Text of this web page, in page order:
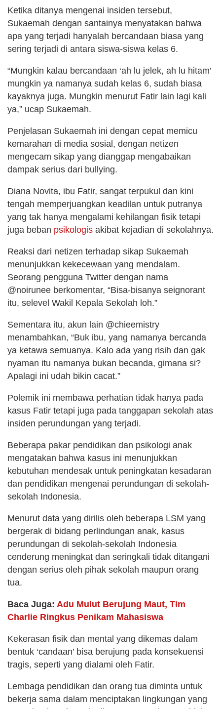
Ketika ditanya mengenai insiden tersebut,
Sukaemah dengan santainya menyatakan bahwa
apa yang terjadi hanyalah bercandaan biasa yang
sering terjadi di antara siswa-siswa kelas 6.
“Mungkin kalau bercandaan ‘ah lu jelek, ah lu hitam’
mungkin ya namanya sudah kelas 6, sudah biasa
kayaknya juga. Mungkin menurut Fatir lain lagi kali
ya,” ucap Sukaemah.
Penjelasan Sukaemah ini dengan cepat memicu
kemarahan di media sosial, dengan netizen
mengecam sikap yang dianggap mengabaikan
dampak serius dari bullying.
Diana Novita, ibu Fatir, sangat terpukul dan kini
tengah memperjuangkan keadilan untuk putranya
yang tak hanya mengalami kehilangan fisik tetapi
juga beban psikologis akibat kejadian di sekolahnya.
Reaksi dari netizen terhadap sikap Sukaemah
menunjukkan kekecewaan yang mendalam.
Seorang pengguna Twitter dengan nama
@noirunee berkomentar, “Bisa-bisanya seignorant
itu, selevel Wakil Kepala Sekolah loh.”
Sementara itu, akun lain @chieemistry
menambahkan, “Buk ibu, yang namanya bercanda
ya ketawa semuanya. Kalo ada yang risih dan gak
nyaman itu namanya bukan becanda, gimana si?
Apalagi ini udah bikin cacat.”
Polemik ini membawa perhatian tidak hanya pada
kasus Fatir tetapi juga pada tanggapan sekolah atas
insiden perundungan yang terjadi.
Beberapa pakar pendidikan dan psikologi anak
mengatakan bahwa kasus ini menunjukkan
kebutuhan mendesak untuk peningkatan kesadaran
dan pendidikan mengenai perundungan di sekolah-
sekolah Indonesia.
Menurut data yang dirilis oleh beberapa LSM yang
bergerak di bidang perlindungan anak, kasus
perundungan di sekolah-sekolah Indonesia
cenderung meningkat dan seringkali tidak ditangani
dengan serius oleh pihak sekolah maupun orang
tua.
Baca Juga: Adu Mulut Berujung Maut, Tim
Charlie Ringkus Penikam Mahasiswa
Kekerasan fisik dan mental yang dikemas dalam
bentuk ‘candaan’ bisa berujung pada konsekuensi
tragis, seperti yang dialami oleh Fatir.
Lembaga pendidikan dan orang tua diminta untuk
bekerja sama dalam menciptakan lingkungan yang